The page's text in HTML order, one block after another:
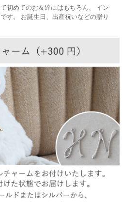
初めてのお友達にはもちろん、 イン
す。 お誕生日、出産祝いなどの贈り